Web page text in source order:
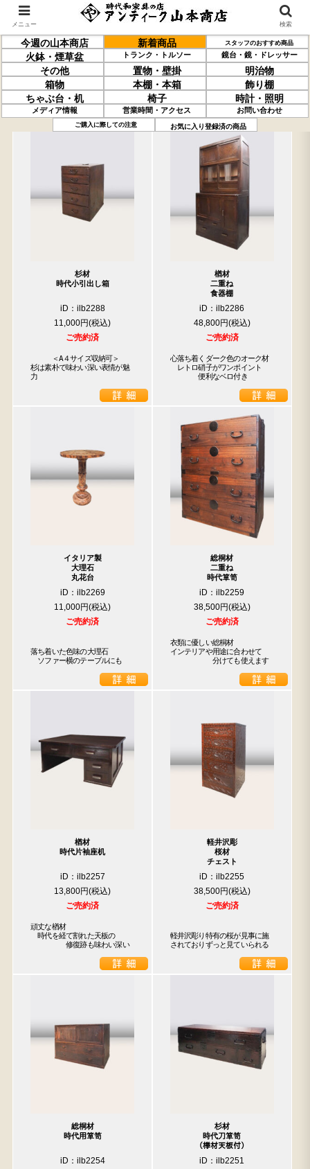
今週の山本商店 新着商品 スタッフのおすすめ商品
火鉢・煙草盆 トランク・トルソー 鏡台・鏡・ドレッサー
その他 置物・壁掛
明治物
箱物
本棚・本箱
飾り棚
ちゃぶ台・机
椅子 時計・照明
メディア情報 営業時間・アクセス お問い合わせ
ご購入に際しての注意 お気に入り登録済の商品
過去の取り扱い商品(3月27日分) 売約済の商品を非表示にする
杉材
時代小引出し箱
iD：ilb2288
11,000円
ご売約済
＜A４サイズ収納可＞
杉は素朴で味わい深い表情が魅
力
楢材
二重ね
食器棚
iD：ilb2286
48,800円
ご売約済
心落ち着くダーク色のオーク材
レトロ硝子がワンポイント
便利なベロ付き
イタリア製
大理石
丸花台
iD：ilb2269
11,000円
ご売約済
落ち着いた色味の大理石
ソファー横のテーブルにも
総桐材
二重ね
時代箪笥
iD：ilb2259
38,500円
ご売約済
衣類に優しい総桐材
インテリアや用途に合わせて
分けても使えます
楢材
時代片袖座机
iD：ilb2257
13,800円
ご売約済
頑丈な楢材
時代を経て割れた天板の
修復跡も味わい深い
軽井沢彫
桜材
チェスト
iD：ilb2255
38,500円
ご売約済
軽井沢彫り特有の桜が見事に施
されておりずっと見ていられる
総桐材
時代用箪笥
iD：ilb2254
杉材
時代刀箪笥
（﨔材天板付）
iD：ilb2251
メニュー 検索